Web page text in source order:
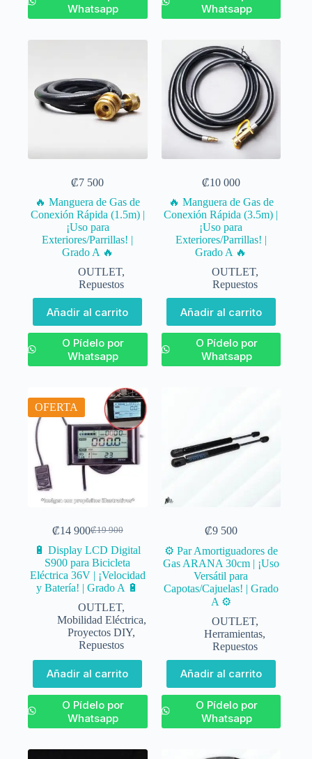
Whatsapp
Whatsapp
₡7 500
🔥 Manguera de Gas de
Conexión Rápida (1.5m) |
¡Uso para
Exteriores/Parrillas! |
Grado A 🔥
OUTLET,
Repuestos
Añadir al carrito
O Pídelo por
Whatsapp
₡10 000
🔥 Manguera de Gas de
Conexión Rápida (3.5m) |
¡Uso para
Exteriores/Parrillas! |
Grado A 🔥
OUTLET,
Repuestos
Añadir al carrito
O Pídelo por
Whatsapp
OFERTA
₡19 900
₡14 900
🔋 Display LCD Digital
S900 para Bicicleta
Eléctrica 36V | ¡Velocidad
y Batería! | Grado A 🔋
OUTLET,
Mobilidad Eléctrica,
Proyectos DIY,
Repuestos
Añadir al carrito
O Pídelo por
Whatsapp
₡9 500
⚙️ Par Amortiguadores de
Gas ARANA 30cm | ¡Uso
Versátil para
Capotas/Cajuelas! | Grado
A ⚙️
OUTLET,
Herramientas,
Repuestos
Añadir al carrito
O Pídelo por
Whatsapp